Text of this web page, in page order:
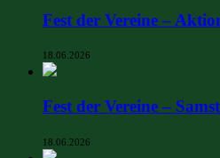
Fest der Vereine –
18.06.2026
Fest der Vereine –
18.06.2026